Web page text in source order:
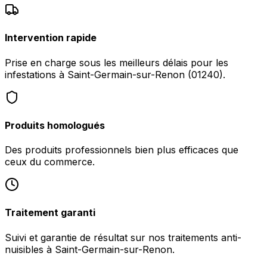
Intervention rapide
Prise en charge sous les meilleurs délais pour les
infestations à Saint-Germain-sur-Renon (01240).
Produits homologués
Des produits professionnels bien plus efficaces que
ceux du commerce.
Traitement garanti
Suivi et garantie de résultat sur nos traitements anti-
nuisibles à Saint-Germain-sur-Renon.